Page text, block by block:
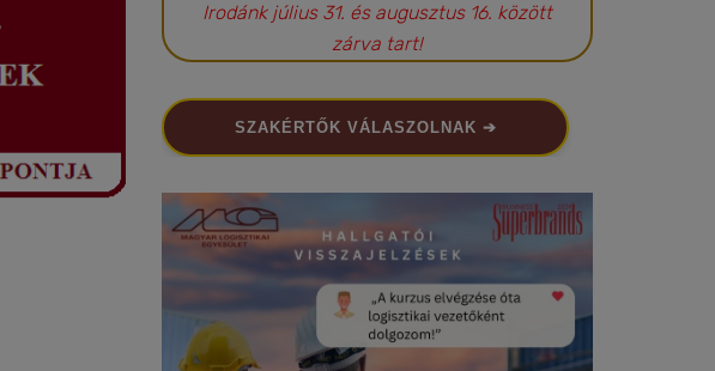
Irodánk július 31. és augusztus 16. között
zárva tart!
SZAKÉRTŐK VÁLASZOLNAK ➔